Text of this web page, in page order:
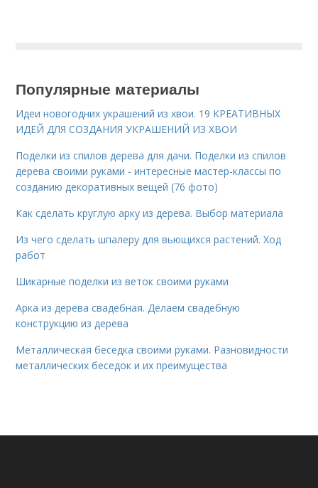
Популярные материалы
Идеи новогодних украшений из хвои. 19 КРЕАТИВНЫХ
ИДЕЙ ДЛЯ СОЗДАНИЯ УКРАШЕНИЙ ИЗ ХВОИ
Поделки из спилов дерева для дачи. Поделки из спилов
дерева своими руками - интересные мастер-классы по
созданию декоративных вещей (76 фото)
Как сделать круглую арку из дерева. Выбор материала
Из чего сделать шпалеру для вьющихся растений. Ход
работ
Шикарные поделки из веток своими руками
Арка из дерева свадебная. Делаем свадебную
конструкцию из дерева
Металлическая беседка своими руками. Разновидности
металлических беседок и их преимущества